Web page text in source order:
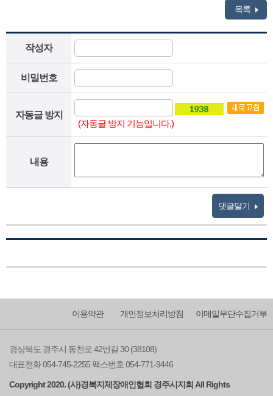
목록
작성자
비밀번호
자동글 방지
(자동글 방지 기능입니다.)
내용
댓글달기
이메일무단수집거부
개인정보처리방침
이용약관
경상북도 경주시 동천로 42번길 30 (38108)
대표전화 054-745-2255 팩스번호 054-771-9446
Copyright 2020. (사)경북지체장애인협회 경주시지회 All Rights